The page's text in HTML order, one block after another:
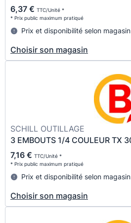
6,37 € TTC/Unité *
* Prix public maximum pratiqué
Prix et disponibilité selon magasin
Choisir son magasin
SCHILL OUTILLAGE
3 EMBOUTS 1/4 COULEUR TX
7,16 € TTC/Unité *
* Prix public maximum pratiqué
Prix et disponibilité selon magasin
Choisir son magasin